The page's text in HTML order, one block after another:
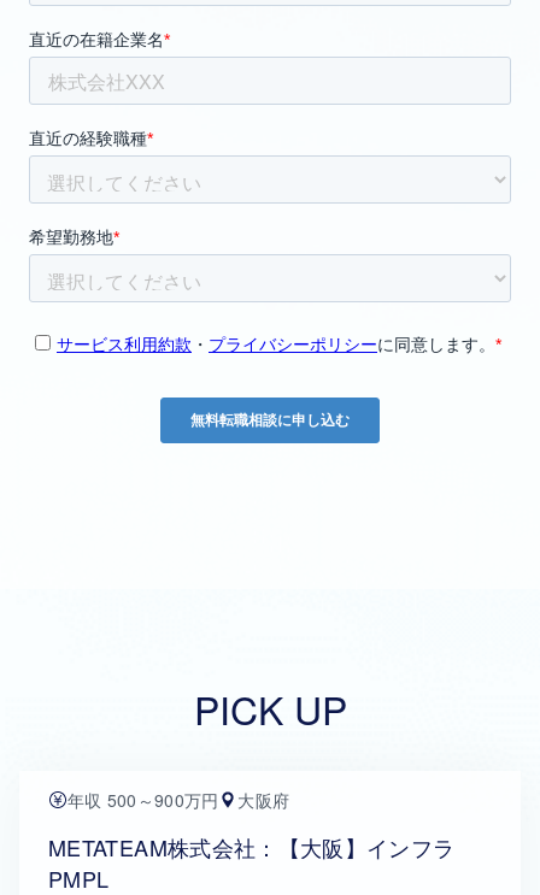
PICK UP
年収 500～900万円 大阪府
METATEAM株式会社：【大阪】インフラ
PMPL